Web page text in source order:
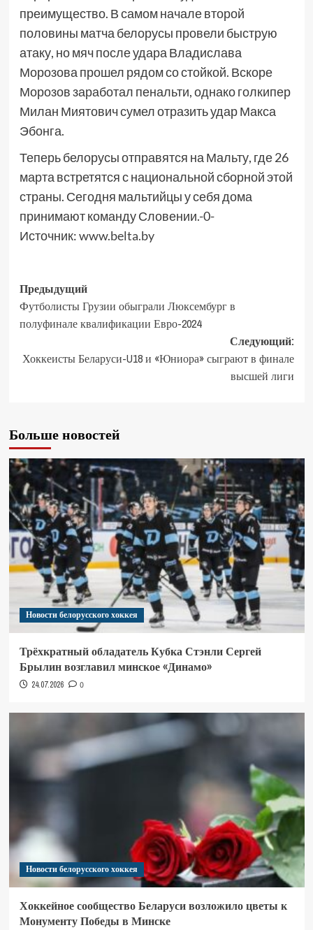
преимущество. В самом начале второй
половины матча белорусы провели быструю
атаку, но мяч после удара Владислава
Морозова прошел рядом со стойкой. Вскоре
Морозов заработал пенальти, однако голкипер
Милан Миятович сумел отразить удар Макса
Эбонга.
Теперь белорусы отправятся на Мальту, где 26
марта встретятся с национальной сборной этой
страны. Сегодня мальтийцы у себя дома
принимают команду Словении.-0-
Источник:www.belta.by
Предыдущий
Футболисты Грузии обыграли Люксембург в
полуфинале квалификации Евро-2024
Следующий:
Хоккеисты Беларуси-U18 и «Юниора» сыграют в финале
высшей лиги
Больше новостей
Новости белорусского хоккея
Трёхкратный обладатель Кубка Стэнли Сергей
Брылин возглавил минское «Динамо»
24.07.2026 0
Новости белорусского хоккея
Хоккейное сообщество Беларуси возложило цветы к
Монументу Победы в Минске